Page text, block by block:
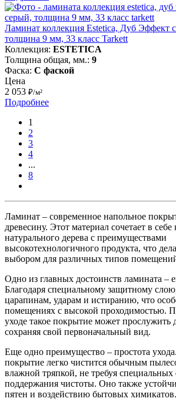
Ламинат коллекция Estetica, Дуб Эффект
толщина 9 мм, 33 класс Tarkett
Коллекция: ESTETICA
Толщина общая, мм.: 9
Фаска: С фаской
Цена
2 053 ₽/м²
Подробнее
1
2
3
4
...
8
Ламинат – современное напольное
древесину. Этот материал сочетает в себе
натурального дерева с преимуществами
высокотехнологичного продукта, что
выбором для различных типов
Одно из главных достоинств ламината –
Благодаря специальному защитному
царапинам, ударам и истиранию, что
помещениях с высокой проходимостью.
уходе такое покрытие может прослужить
сохраняя свой первоначальный вид.
Еще одно преимущество – простота
покрытие легко чистится обычным
влажной тряпкой, не требуя специальных
поддержания чистоты. Оно также
пятен и воздействию бытовых химикатов.